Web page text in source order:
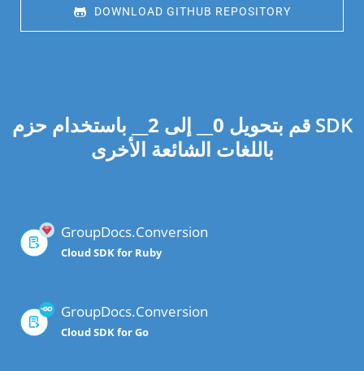
DOWNLOAD GITHUB REPOSITORY
قم بتحويل 0 __ إلى 2 __ باستخدام حزم SDK
باللغات الشائعة الأخرى
GroupDocs.Conversion
Cloud SDK for Ruby
GroupDocs.Conversion
Cloud SDK for Go